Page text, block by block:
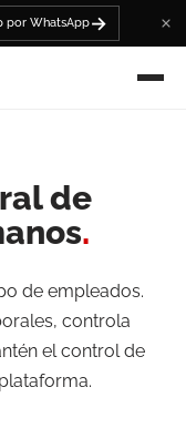
por WhatsApp→
de
.
de empleados.
controla
el control de